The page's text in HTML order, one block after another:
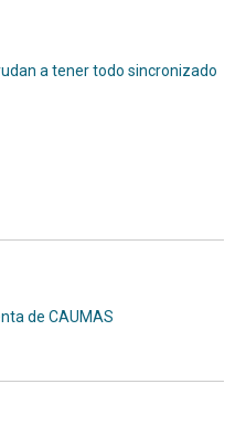
a tener todo sincronizado
de CAUMAS